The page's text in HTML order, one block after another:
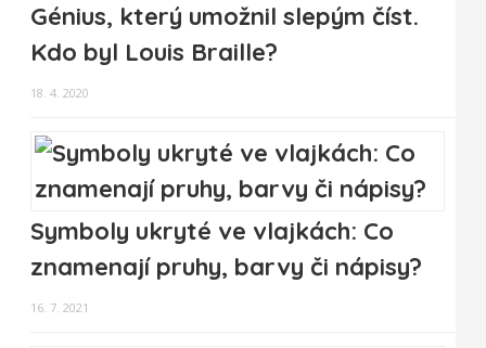
Génius, který umožnil slepým číst.
Kdo byl Louis Braille?
18. 4. 2020
Symboly ukryté ve vlajkách: Co
znamenají pruhy, barvy či nápisy?
16. 7. 2021